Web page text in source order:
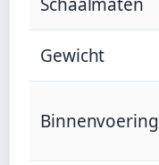
Gewicht
Binnenvoering